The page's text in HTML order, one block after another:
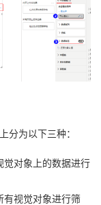
分为以下三种：
觉对象上的数据进行
有视觉对象进行筛